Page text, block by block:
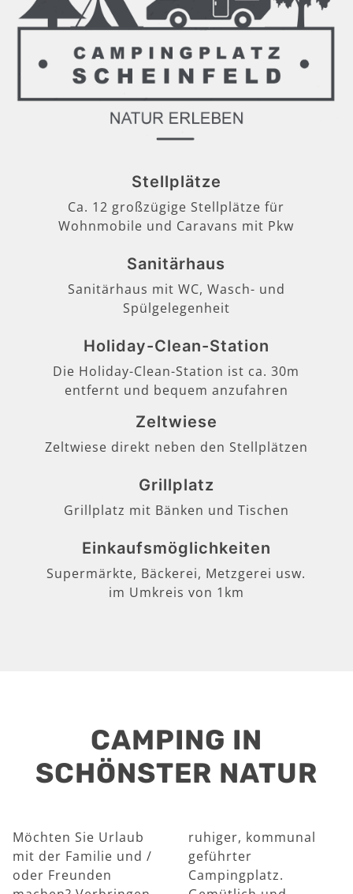
Stellplätze
Ca. 12 großzügige Stellplätze für
Wohnmobile und Caravans mit Pkw
Sanitärhaus
Sanitärhaus mit WC, Wasch- und
Spülgelegenheit
Holiday-Clean-Station
Die Holiday-Clean-Station ist ca. 30m
entfernt und bequem anzufahren
Zeltwiese
Zeltwiese direkt neben den Stellplätzen
Grillplatz
Grillplatz mit Bänken und Tischen
Einkaufsmöglichkeiten
Supermärkte, Bäckerei, Metzgerei usw.
im Umkreis von 1km
CAMPING IN
SCHÖNSTER NATUR
Möchten Sie Urlaub
mit der Familie und /
oder Freunden
ruhiger, kommunal
geführter
Campingplatz.